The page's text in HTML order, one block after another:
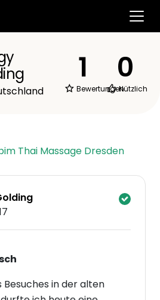
1
Bewertungen
0
Nützlich
Thai Massage Dresden
in der alten